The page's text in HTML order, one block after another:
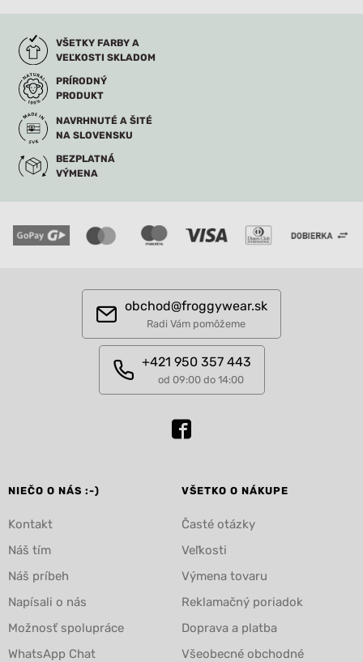
VŠETKY FARBY A
VEĽKOSTI SKLADOM
PRÍRODNÝ
PRODUKT
NAVRHNUTÉ A ŠITÉ
NA SLOVENSKU
BEZPLATNÁ
VÝMENA
obchod@froggywear.sk
Radi Vám pomôžeme
+421 950 357 443
od 09:00 do 14:00
NIEČO O NÁS :-)
Kontakt
Náš tím
Náš príbeh
Napísali o nás
Možnosť spolupráce
WhatsApp Chat
VŠETKO O NÁKUPE
Časté otázky
Veľkosti
Výmena tovaru
Reklamačný poriadok
Doprava a platba
Všeobecné obchodné